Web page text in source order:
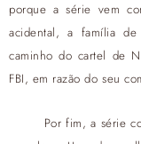
porque a série vem
acidental, a família
caminho do cartel de
FBI, em razão do seu
Por fim, a série